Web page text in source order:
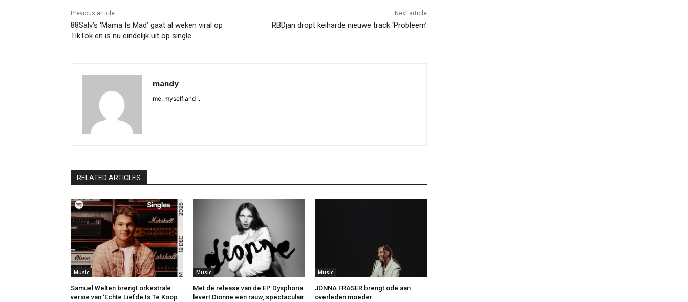
Previous article
88Salv’s ‘Mama Is Mad’ gaat al weken viral op
TikTok en is nu eindelijk uit op single
Next article
RBDjan dropt keiharde nieuwe track ‘Probleem’
mandy
me, myself and I.
RELATED ARTICLES
Music
Samuel Welten brengt orkestrale
versie van ‘Echte Liefde Is Te Koop
Music
Met de release van de EP Dysphoria
levert Dionne een rauw, spectaculair
Music
JONNA FRASER brengt ode aan
overleden moeder.